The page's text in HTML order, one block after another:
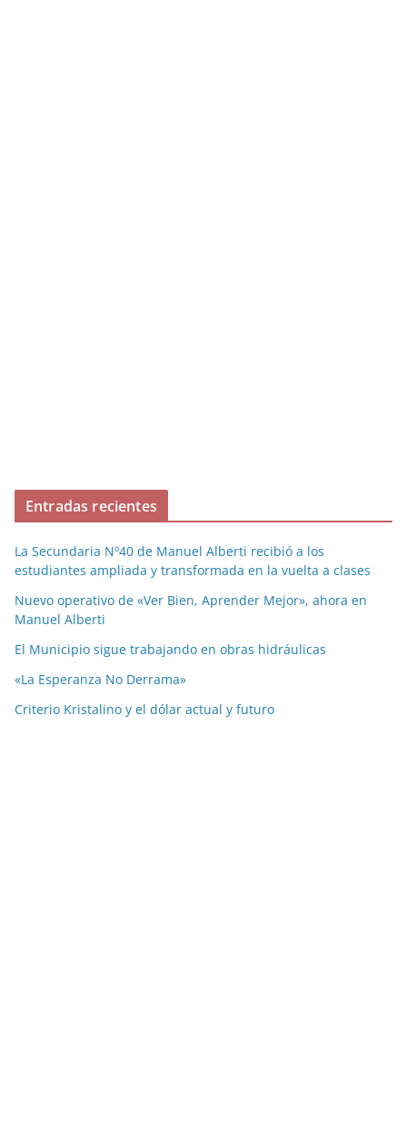
Entradas recientes
La Secundaria Nº40 de Manuel Alberti recibió a los
estudiantes ampliada y transformada en la vuelta a clases
Nuevo operativo de «Ver Bien, Aprender Mejor», ahora en
Manuel Alberti
El Municipio sigue trabajando en obras hidráulicas
«La Esperanza No Derrama»
Criterio Kristalino y el dólar actual y futuro